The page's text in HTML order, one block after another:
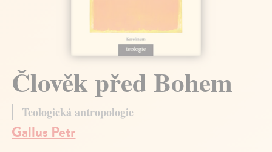
Člověk před Bohem
Teologická antropologie
Gallus Petr